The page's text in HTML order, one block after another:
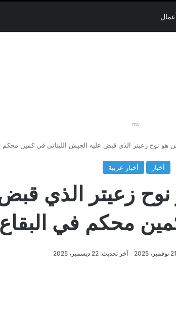
nw
هو نوح زعيتر الذي قبض عليه الجيش اللبناني في كمين محكم
أخبار أخبار عربية
زعيتر الذي
محكم في
21 نوفمبر، 2025 آخر تحديث: 22 ديسمبر، 2025